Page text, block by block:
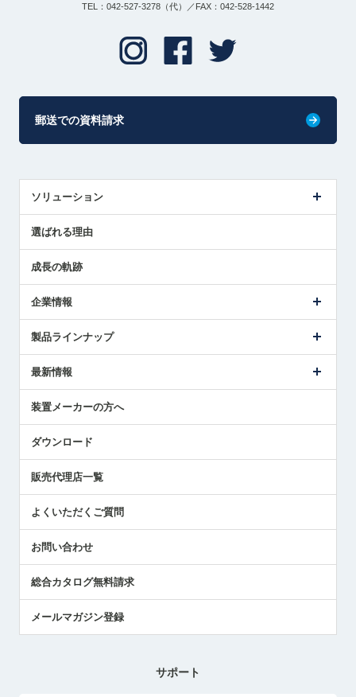
TEL：042-527-3278（代）／FAX：042-528-1442
郵送での資料請求
ソリューション
解決策提案
選ばれる理由
成長の軌跡
企業情報
ごあいさつ
受賞履歴
採用情報
国/地域/言語
製品ラインナップ
ツールセッタ製品
エアマイクロセンサ製品
最新情報
メトロールの技術
社員ブログ
中小企業のBCP地震対策
センサのテクニカルガイド
社長ブログ
装置メーカーの方へ
ダウンロード
販売代理店一覧
よくいただくご質問
お問い合わせ
総合カタログ無料請求
メールマガジン登録
サポート